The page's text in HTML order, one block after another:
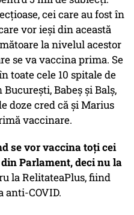
cei care au fost în
vor ieși din această
la nivelul acestor
se va vaccina prima. Se
toate cele 10 spitale de
Babeș și Balș,
doze cred că și Marius
vaccinare.
se vor vaccina toți cei
Parlament, deci nu la
la RelitateaPlus, fiind
anti-COVID.